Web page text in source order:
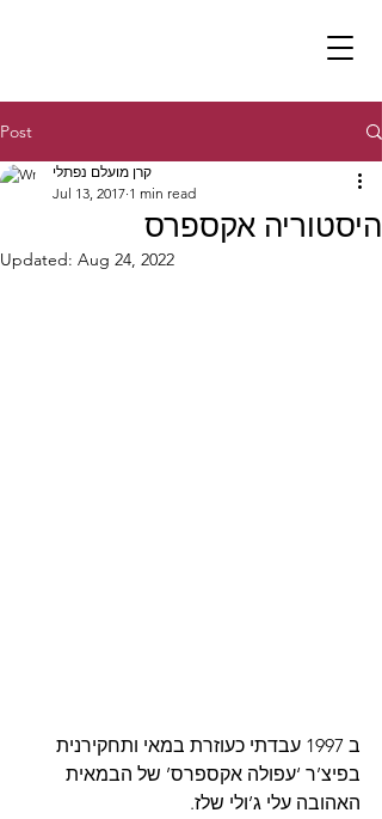
Post
היסטוריה אקספרס
קרן מועלם נפתלי
Jul 13, 2017 1 min read
Updated: Aug 24, 2022
ב 1997 עבדתי כעוזרת במאי ותחקירנית
בפיצ’ר ‘עפולה אקספרס’ של הבמאית
האהובה עלי ג’ולי שלז.